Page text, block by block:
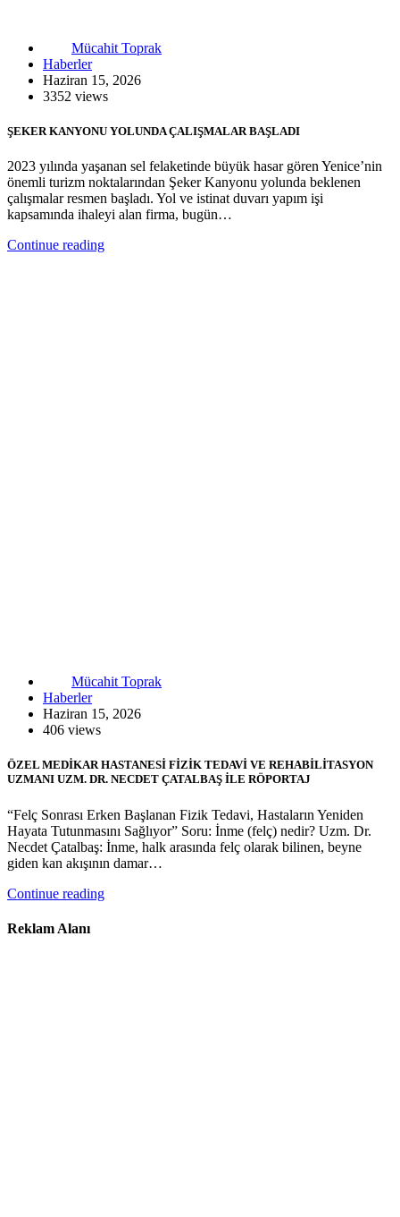
Mücahit Toprak
Haberler
Haziran 15, 2026
3352 views
ŞEKER KANYONU YOLUNDA ÇALIŞMALAR BAŞLADI
2023 yılında yaşanan sel felaketinde büyük hasar gören Yenice’nin
önemli turizm noktalarından Şeker Kanyonu yolunda beklenen
çalışmalar resmen başladı. Yol ve istinat duvarı yapım işi
kapsamında ihaleyi alan firma, bugün…
Continue reading
Mücahit Toprak
Haberler
Haziran 15, 2026
406 views
ÖZEL MEDİKAR HASTANESİ FİZİK TEDAVİ VE REHABİLİTASYON
UZMANI UZM. DR. NECDET ÇATALBAŞ İLE RÖPORTAJ
“Felç Sonrası Erken Başlanan Fizik Tedavi, Hastaların Yeniden
Hayata Tutunmasını Sağlıyor” Soru: İnme (felç) nedir? Uzm. Dr.
Necdet Çatalbaş: İnme, halk arasında felç olarak bilinen, beyne
giden kan akışının damar…
Continue reading
Reklam Alanı